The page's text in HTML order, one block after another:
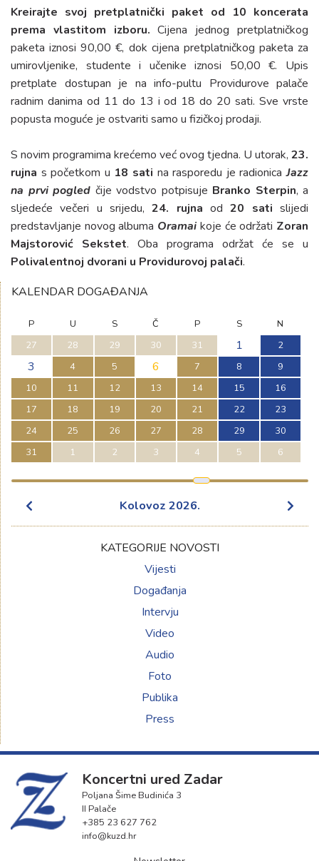
Kreirajte svoj pretplatnički paket od 10 koncerata
prema vlastitom izboru. Cijena jednog pretplatničkog
paketa iznosi 90,00 €, dok cijena pretplatničkog paketa za
umirovljenike, studente i učenike iznosi 50,00 €. Upis
pretplate dostupan je na info-pultu Providurove palače
radnim danima od 11 do 13 i od 18 do 20 sati. Sve vrste
popusta moguće je ostvariti samo u fizičkoj prodaji.
S novim programima krećemo već ovog tjedna. U utorak, 23.
rujna s početkom u 18 sati na rasporedu je radionicaJazz
na prvi pogled čije vodstvo potpisuje Branko Sterpin, a
sljedeće večeri u srijedu,24. rujna od20 sati slijedi
predstavljanje novog albuma Oramaikoje će održati Zoran
Majstorović Sekstet. Oba programa održat će se u
Polivalentnoj dvorani u Providurovoj palači.
KALENDAR DOGAĐANJA
P U S Č P S
N
27
28 29 30 31 1 2
3 4 5 6 7 8
9
10
11 12 13 14 15
16
17
18 19 20 21 22
23
24
25 26 27 28 29
30
31
1 2 3 4 5 6
Kolovoz 2026.
KATEGORIJE NOVOSTI
Vijesti
Događanja
Intervju
Video
Audio
Foto
Publika
Press
Koncertni ured Zadar
Poljana Šime Budinića 3
II Palače
+385 23 627 762
info@kuzd.hr